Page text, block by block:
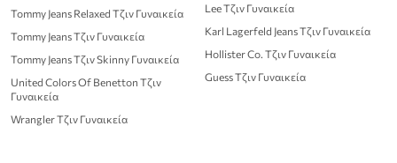
Tommy Jeans Relaxed Τζιν Γυναικεία
Tommy Jeans Τζιν Γυναικεία
Tommy Jeans Τζιν Skinny Γυναικεία
United Colors Of Benetton Τζιν
Γυναικεία
Wrangler Τζιν Γυναικεία
Lee Τζιν Γυναικεία
Karl Lagerfeld Jeans Τζιν Γυναικεία
Hollister Co. Τζιν Γυναικεία
Guess Τζιν Γυναικεία